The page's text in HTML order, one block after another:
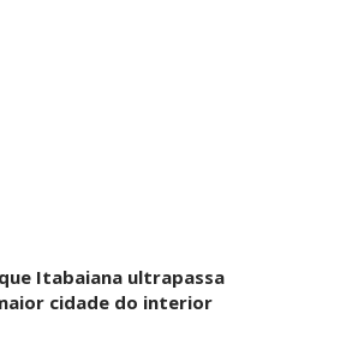
Itabaiana ultrapassa
cidade do interior